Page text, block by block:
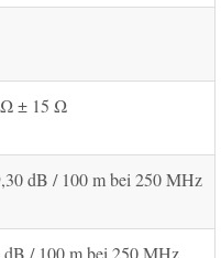
Ω ± 15 Ω
dB / 100 m bei 250 MHz
dB / 100 m bei 250 MHz